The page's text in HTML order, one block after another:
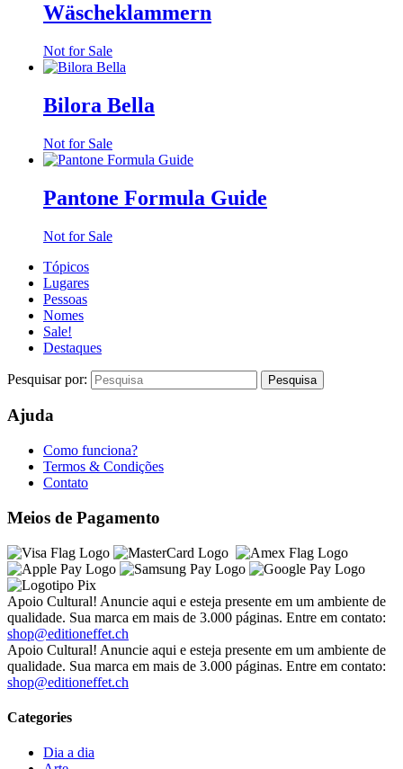
Wäscheklammern
Not for Sale
Bilora Bella
Not for Sale
Pantone Formula Guide
Not for Sale
Tópicos
Lugares
Pessoas
Nomes
Sale!
Destaques
Pesquisar por:
Ajuda
Como funciona?
Termos & Condições
Contato
Meios de Pagamento
Apoio Cultural! Anuncie aqui e esteja presente em um ambiente de
qualidade. Sua marca em mais de 3.000 páginas. Entre em contato:
shop@editioneffet.ch
Apoio Cultural! Anuncie aqui e esteja presente em um ambiente de
qualidade. Sua marca em mais de 3.000 páginas. Entre em contato:
shop@editioneffet.ch
Categories
Dia a dia